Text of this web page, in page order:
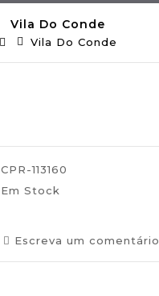
Vila Do Conde
Vila Do Conde
CPR-113160
Em Stock
Escreva um comentário